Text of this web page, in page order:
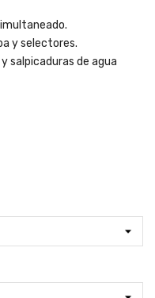
y selectores.
salpicaduras de agua